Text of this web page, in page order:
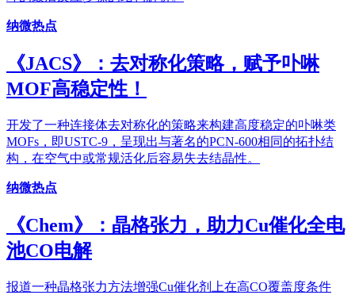
纳微热点
《JACS》：去对称化策略，赋予卟啉
MOF高稳定性！
开发了一种连接体去对称化的策略来构建高度稳定的卟啉类
MOFs，即USTC-9，呈现出与著名的PCN-600相同的拓扑结
构，在空气中或常规活化后容易失去结晶性。
纳微热点
《Chem》：晶格张力，助力Cu催化全电
池CO电解
报道一种晶格张力方法增强Cu催化剂上在高CO覆盖度条件